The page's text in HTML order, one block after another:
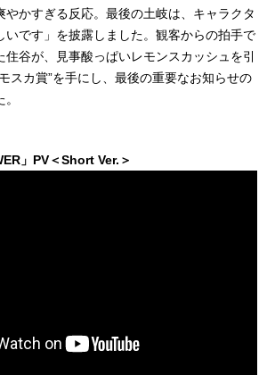
やかすぎる反応。最後の土岐は、キャラクタ
いです」を披露しました。観客からの拍手で
住谷が、見事酸っぱいレモンスカッシュを引
スカ賞”を手にし、最後の重要なお知らせの
」PV＜Short Ver.＞